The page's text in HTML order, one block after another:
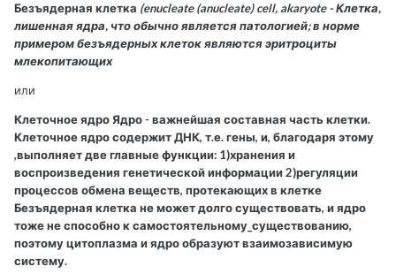
Безъядерная клетка (enucleate (anucleate) cell, akaryote - Клетка,
лишенная ядра, что обычно является патологией; в норме
примером безъядерных клеток являются эритроциты
млекопитающих
или
Клеточное ядро Ядро - важнейшая составная часть клетки.
Клеточное ядро содержит ДНК, т.е. гены, и, благодаря этому
,выполняет две главные функции: 1)хранения и
воспроизведения генетической информации 2)регуляции
процессов обмена веществ, протекающих в клетке
Безъядерная клетка не может долго существовать, и ядро
тоже не способно к самостоятельному_существованию,
поэтому цитоплазма и ядро образуют взаимозависимую
систему.